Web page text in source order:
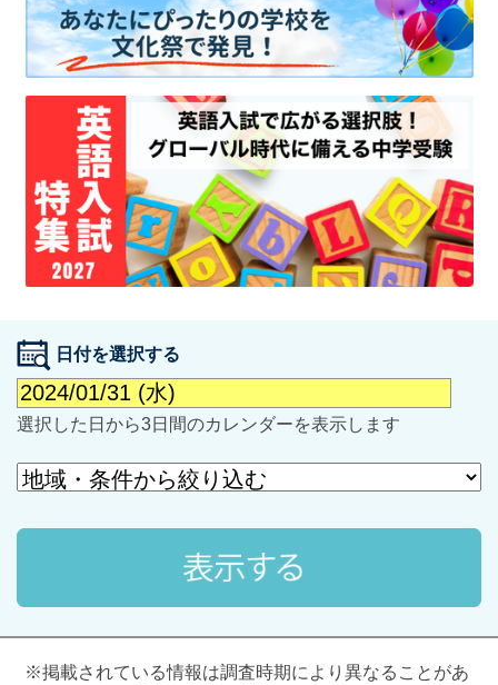
最近見た学校
学校閲覧履歴はありません
ブックマークした学校
ブックマークした学校はありません
日付を選択する
選択した日から3日間のカレンダーを表示します
※掲載されている情報は調査時期により異なることがあ